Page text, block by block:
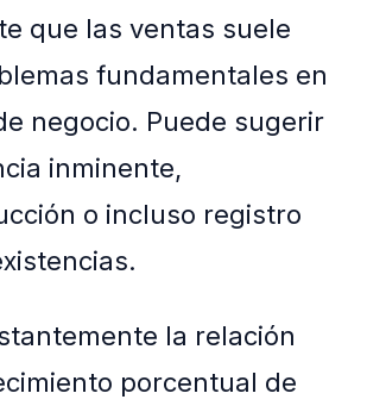
que las ventas suele
fundamentales en
negocio. Puede sugerir
inminente,
o incluso registro
la relación
porcentual de